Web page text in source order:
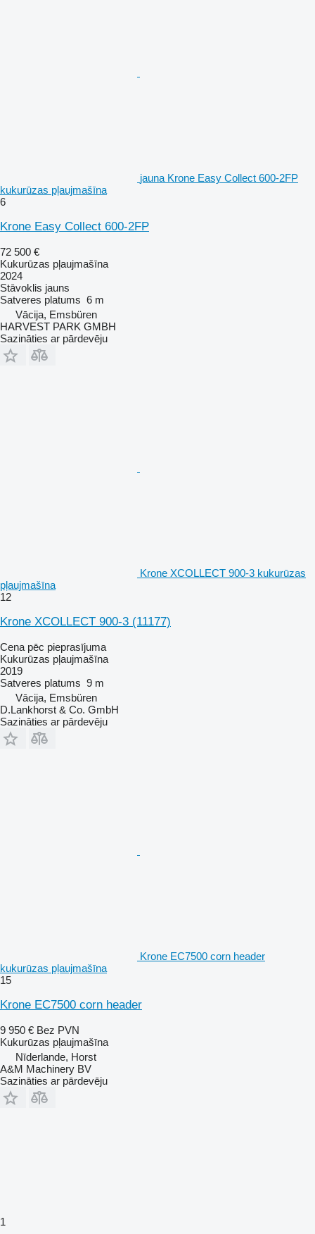
jauna Krone Easy Collect 600-2FP
kukurūzas pļaujmašīna
6
Krone Easy Collect 600-2FP
72 500 €
Kukurūzas pļaujmašīna
2024
Stāvoklis jauns
Satveres platums 6 m
Vācija, Emsbüren
HARVEST PARK GMBH
Sazināties ar pārdevēju
Krone XCOLLECT 900-3 kukurūzas
pļaujmašīna
12
Krone XCOLLECT 900-3 (11177)
Cena pēc pieprasījuma
Kukurūzas pļaujmašīna
2019
Satveres platums 9 m
Vācija, Emsbüren
D.Lankhorst & Co. GmbH
Sazināties ar pārdevēju
Krone EC7500 corn header
kukurūzas pļaujmašīna
15
Krone EC7500 corn header
9 950 € Bez PVN
Kukurūzas pļaujmašīna
Nīderlande, Horst
A&M Machinery BV
Sazināties ar pārdevēju
1